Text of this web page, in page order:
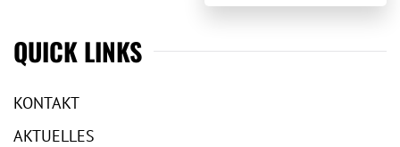
QUICK LINKS
KONTAKT
AKTUELLES